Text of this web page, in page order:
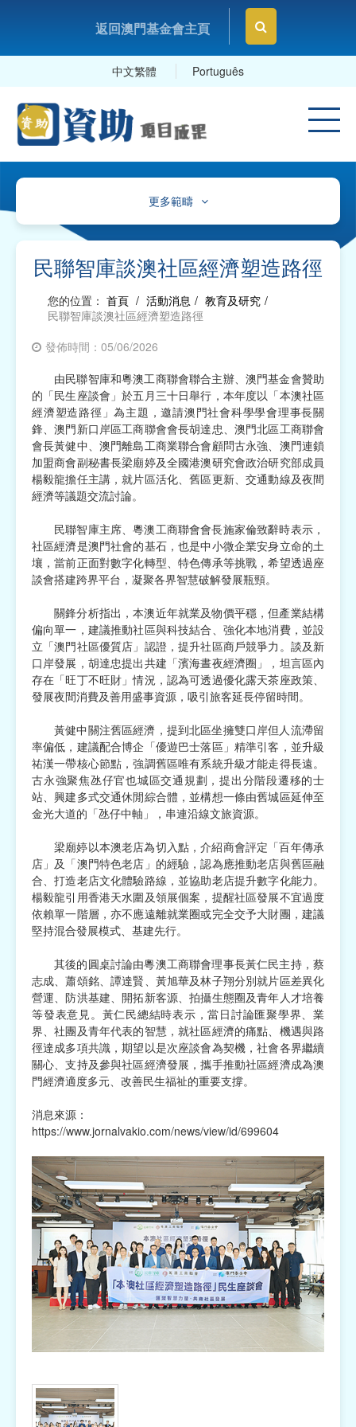
返回澳門基金會主頁
中文繁體 Português
更多範疇
文化、體育及康樂
教育及研究
衛生
社會服務
工商及專業社團、工會
宗教
慈善中介及志願活動推廣
公民社團及同鄉會
國際
民聯智庫談澳社區經濟塑造路徑
您的位置： 首頁 / 活動消息 / 教育及研究 /
民聯智庫談澳社區經濟塑造路徑
發佈時間：05/06/2026
由民聯智庫和粵澳工商聯會聯合主辦、澳門基金會贊助
的「民生座談會」於五月三十日舉行，本年度以「本澳社區
經濟塑造路徑」為主題，邀請澳門社會科學學會理事長關
鋒、澳門新口岸區工商聯會會長胡達忠、澳門北區工商聯會
會長黃健中、澳門離島工商業聯合會顧問古永強、澳門連鎖
加盟商會副秘書長梁廟婷及全國港澳研究會政治研究部成員
楊毅龍擔任主講，就片區活化、舊區更新、交通動線及夜間
經濟等議題交流討論。
民聯智庫主席、粵澳工商聯會會長施家倫致辭時表示，
社區經濟是澳門社會的基石，也是中小微企業安身立命的土
壤，當前正面對數字化轉型、特色傳承等挑戰，希望透過座
談會搭建跨界平台，凝聚各界智慧破解發展瓶頸。
關鋒分析指出，本澳近年就業及物價平穩，但產業結構
偏向單一，建議推動社區與科技結合、強化本地消費，並設
立「澳門社區優質店」認證，提升社區商戶競爭力。談及新
口岸發展，胡達忠提出共建「濱海晝夜經濟圈」，坦言區內
存在「旺丁不旺財」情況，認為可透過優化露天茶座政策、
發展夜間消費及善用盛事資源，吸引旅客延長停留時間。
黃健中關注舊區經濟，提到北區坐擁雙口岸但人流滯留
率偏低，建議配合博企「優遊巴士落區」精準引客，並升級
祐漢一帶核心節點，強調舊區唯有系統升級才能走得長遠。
古永強聚焦氹仔官也城區交通規劃，提出分階段遷移的士
站、興建多式交通休閒綜合體，並構想一條由舊城區延伸至
金光大道的「氹仔中軸」，串連沿線文旅資源。
梁廟婷以本澳老店為切入點，介紹商會評定「百年傳承
店」及「澳門特色老店」的經驗，認為應推動老店與舊區融
合、打造老店文化體驗路線，並協助老店提升數字化能力。
楊毅龍引用香港天水圍及領展個案，提醒社區發展不宜過度
依賴單一階層，亦不應遠離就業圈或完全交予大財團，建議
堅持混合發展模式、基建先行。
其後的圓桌討論由粵澳工商聯會理事長黃仁民主持，蔡
志成、蕭頌銘、譚達賢、黃旭華及林子翔分別就片區差異化
營運、防洪基建、開拓新客源、拍攝生態圈及青年人才培養
等發表意見。黃仁民總結時表示，當日討論匯聚學界、業
界、社團及青年代表的智慧，就社區經濟的痛點、機遇與路
徑達成多項共識，期望以是次座談會為契機，社會各界繼續
關心、支持及參與社區經濟發展，攜手推動社區經濟成為澳
門經濟適度多元、改善民生福祉的重要支撐。
消息來源：
https://www.jornalvakio.com/news/view/id/699604